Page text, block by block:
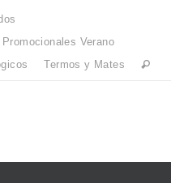
Promocionales Verano
Termos y Mates